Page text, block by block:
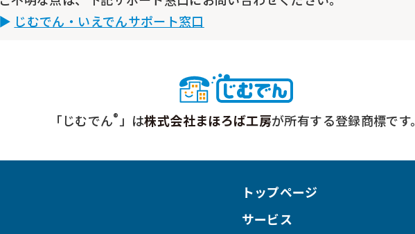
じむでん・いえでんサポート窓口
「じむでん® 」は株式会社まほろば工房が所有する登録商標です。
トップページ
サービス